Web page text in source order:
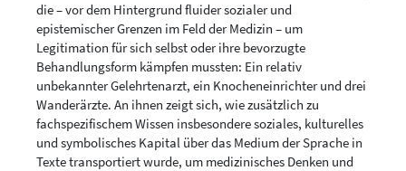
die – vor dem Hintergrund fluider sozialer und
epistemischer Grenzen im Feld der Medizin – um
Legitimation für sich selbst oder ihre bevorzugte
Behandlungsform kämpfen mussten: Ein relativ
unbekannter Gelehrtenarzt, ein Knocheneinrichter und drei
Wanderärzte. An ihnen zeigt sich, wie zusätzlich zu
fachspezifischem Wissen insbesondere soziales, kulturelles
und symbolisches Kapital über das Medium der Sprache in
Texte transportiert wurde, um medizinisches Denken und